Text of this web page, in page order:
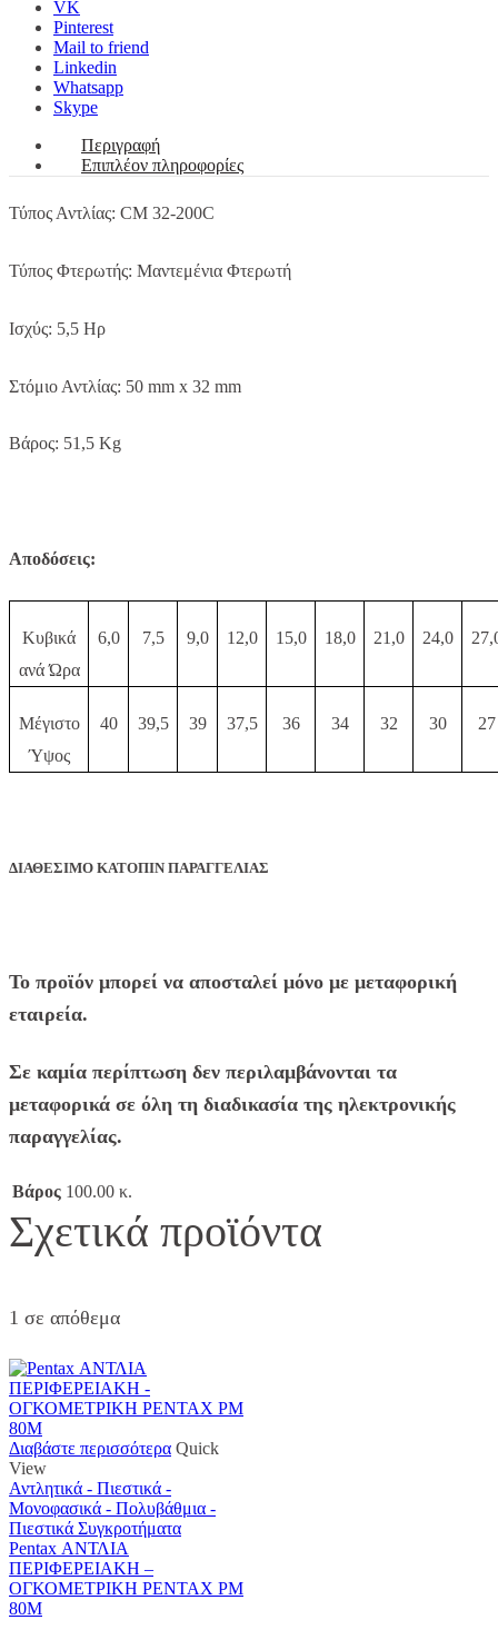
VK
Pinterest
Mail to friend
Linkedin
Whatsapp
Skype
Περιγραφή
Επιπλέον πληροφορίες
Τύπος Αντλίας: CM 32-200C
Τύπος Φτερωτής: Μαντεμένια Φτερωτή
Ισχύς: 5,5 Ηρ
Στόμιο Αντλίας: 50 mm x 32 mm
Βάρος: 51,5 Kg
Αποδόσεις:
Κυβικά
ανά Ώρα
6,0 7,5 9,0 12,0 15,0 18,0 21,0 24,0
Μέγιστο
Ύψος
40 39,5 39 37,5 36 34 32 30 27
ΔΙΑΘΕΣΙΜΟ ΚΑΤΟΠΙΝ ΠΑΡΑΓΓΕΛΙΑΣ
Το προϊόν μπορεί να αποσταλεί μόνο με μεταφορική
εταιρεία.
Σε καμία περίπτωση δεν περιλαμβάνονται τα
μεταφορικά σε όλη τη διαδικασία της ηλεκτρονικής
παραγγελίας.
Βάρος 100.00 κ.
Σχετικά προϊόντα
1 σε απόθεμα
Διαβάστε περισσότερα Quick
View
Αντλητικά - Πιεστικά -
Μονοφασικά - Πολυβάθμια -
Πιεστικά Συγκροτήματα
Pentax ΑΝΤΛΙΑ
ΠΕΡΙΦΕΡΕΙΑΚΗ –
ΟΓΚΟΜΕΤΡΙΚΗ PENTAX PM
80M